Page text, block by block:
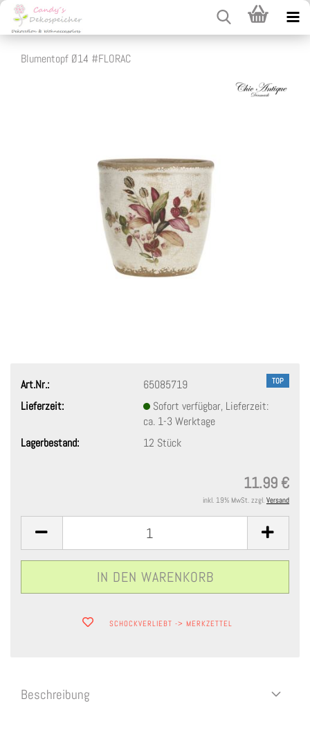
Blumentopf Ø14 #FLORAC
TOP
Art.Nr.:
65085719
Lieferzeit:
Sofort verfügbar, Lieferzeit:
ca. 1-3 Werktage
Lagerbestand:
12 Stück
11.99 €
inkl. 19% MwSt. zzgl. Versand
SCHOCKVERLIEBT -> MERKZETTEL
Beschreibung